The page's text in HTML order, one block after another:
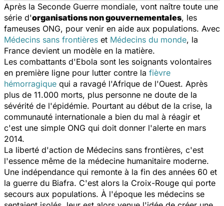
Après la Seconde Guerre mondiale, vont naître toute une
série d'organisations non gouvernementales, les
fameuses ONG, pour venir en aide aux populations. Avec
Médecins sans frontières et Médecins du monde, la
France devient un modèle en la matière.
Les combattants d'Ebola sont les soignants volontaires
en première ligne pour lutter contre la fièvre
hémorragique qui a ravagé l'Afrique de l'Ouest. Après
plus de 11.000 morts, plus personne ne doute de la
sévérité de l'épidémie. Pourtant au début de la crise, la
communauté internationale a bien du mal à réagir et
c'est une simple ONG qui doit donner l'alerte en mars
2014.
La liberté d'action de Médecins sans frontières, c'est
l'essence même de la médecine humanitaire moderne.
Une indépendance qui remonte à la fin des années 60 et
la guerre du Biafra. C'est alors la Croix-Rouge qui porte
secours aux populations. À l'époque les médecins se